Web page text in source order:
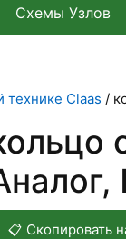
Схемы Узлов
технике Claas /
📋 Скопировать